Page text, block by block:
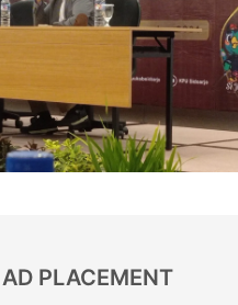
AD PLACEMENT